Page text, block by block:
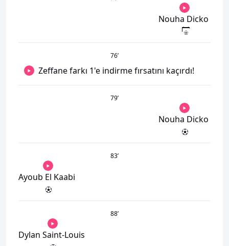
Nouha Dicko
76’
Zeffane farkı 1'e indirme fırsatını kaçırdı!
79’
Nouha Dicko
83’
Ayoub El Kaabi
88’
Dylan Saint-Louis